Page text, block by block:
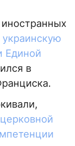
Единой
в